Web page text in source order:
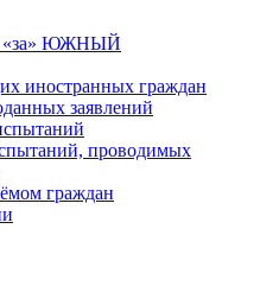
«за» ЮЖНЫЙ
иностранных граждан
заявлений
проводимых
граждан